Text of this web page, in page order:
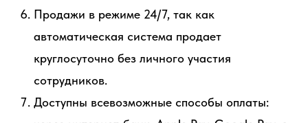
Продажи в режиме 24/7, так как
автоматическая система продает
круглосуточно без личного участия
сотрудников.
Доступны всевозможные способы оплаты: